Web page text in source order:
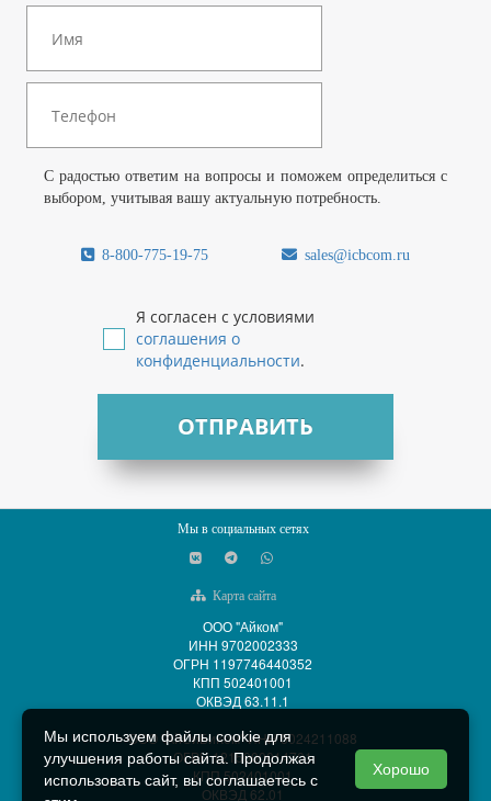
С радостью ответим на вопросы и поможем определиться с
выбором, учитывая вашу актуальную потребность.
8-800-775-19-75 sales@icbcom.ru
Я согласен с условиями
соглашения о
конфиденциальности.
ОТПРАВИТЬ
Мы в социальных сетях
Карта сайта
ООО "Айком"
ИНН 9702002333
ОГРН 1197746440352
КПП 502401001
ОКВЭД 63.11.1
ООО "АйСиБиКом" ИНН 5024211088
ОГРН 1215000014701
КПП 502401001
ОКВЭД 62.01
Мы используем файлы cookie для
улучшения работы сайта. Продолжая
использовать сайт, вы соглашаетесь с
Хорошо